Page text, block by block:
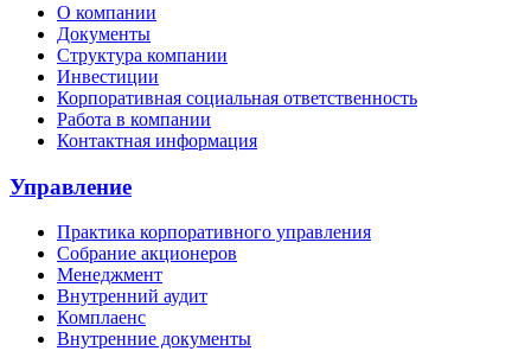
О компании
Документы
Структура компании
Инвестиции
Корпоративная социальная ответственность
Работа в компании
Контактная информация
Управление
Практика корпоративного управления
Собрание акционеров
Менеджмент
Внутренний аудит
Комплаенс
Внутренние документы